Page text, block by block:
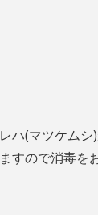
ハ(マツケム
すので消毒を